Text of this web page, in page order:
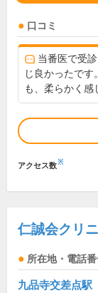
口コミ
当番医で受
じ良かったで
も、柔らかく感
アクセス数※
仁誠会クリ
所在地・電話
九品寺交差点駅